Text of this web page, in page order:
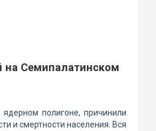
на Семипалатинском
полигоне, причинили
и смертности населения. Вся